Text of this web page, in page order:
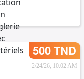
500 TND
2/24/26, 10:02 AM